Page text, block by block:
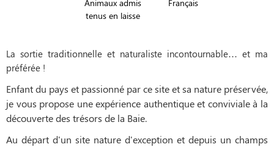
Animaux admis
tenus en laisse
Français
La sortie traditionnelle et naturaliste incontournable… et ma
préférée !
Enfant du pays et passionné par ce site et sa nature préservée,
je vous propose une expérience authentique et conviviale à la
découverte des trésors de la Baie.
Au départ d'un site nature d'exception et depuis un champs